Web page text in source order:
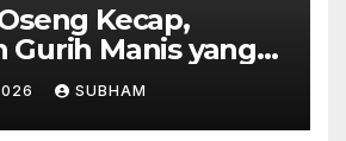
Kecap,
Gurih Manis yang
Selera di
SUBHAM